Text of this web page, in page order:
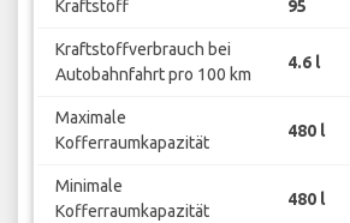
Kraftstoff 95
Kraftstoffverbrauch bei
Autobahnfahrt pro 100 km
4.6 l
Maximale
Kofferraumkapazität
480 l
Minimale
Kofferraumkapazität
480 l